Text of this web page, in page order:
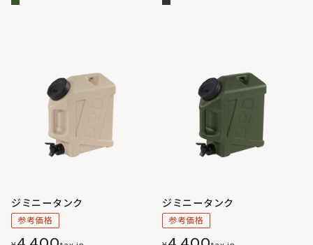
ジミニータンク
参考価格
ジミニータンク
参考価格